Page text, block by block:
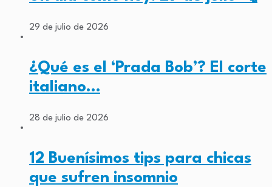
29 de julio de 2026
¿Qué es el ‘Prada Bob’? El corte
italiano…
28 de julio de 2026
12 Buenísimos tips para chicas
que sufren insomnio